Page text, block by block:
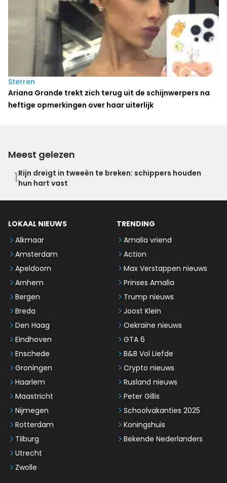
Sterren
Ariana Grande trekt zich terug uit de schijnwerpers na
heftige opmerkingen over haar uiterlijk
Meest gelezen
1Rijn dreigt in tweeën te breken: schippers houden
hun hart vast
LOKAAL NIEUWS
Alkmaar
Amsterdam
Apeldoorn
Arnhem
Bergen
Breda
Den Haag
Eindhoven
Enschede
Groningen
Haarlem
Maastricht
Nijmegen
Rotterdam
Tilburg
Utrecht
Zwolle
TRENDING
Amalia vriend
Action
Max Verstappen nieuws
Prinses Amalia
Trump nieuws
Joost Klein
Oekraïne nieuws
GTA 6
B&B Vol Liefde
Crypto nieuws
Rusland nieuws
Peter Gillis
Schoolvakanties 2025
Koningshuis
Bekende Nederlanders